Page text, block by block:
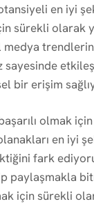
en iyi
sürekli olarak
sayesinde
bir erişim
olmak için
en iyi
fark
paylaşmakla
için sürekli